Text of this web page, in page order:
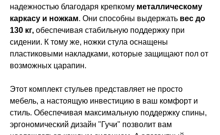
надежностью благодаря крепкому металлическому
каркасу и ножкам. Они способны выдержать вес до
130 кг, обеспечивая стабильную поддержку при
сидении. К тому же, ножки стула оснащены
пластиковыми накладками, которые защищают пол от
возможных царапин.
Этот комплект стульев представляет не просто
мебель, а настоящую инвестицию в ваш комфорт и
стиль. Обеспечивая максимальную поддержку спины,
эргономический дизайн "Гучи" позволит вам